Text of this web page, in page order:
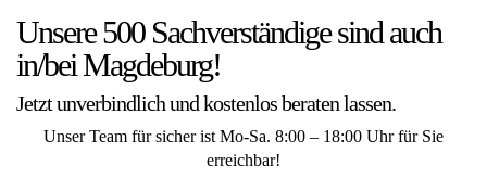
Unsere 500 Sachverständige sind auch
in/bei Magdeburg!
Jetzt unverbindlich und kostenlos beraten lassen.
Unser Team für sicher ist Mo-Sa. 8:00 – 18:00 Uhr für Sie
erreichbar!